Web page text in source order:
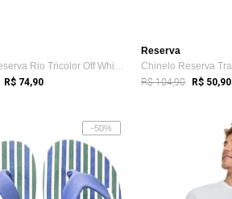
Chinelo Reserva Rio Tricolor Off White e Preto
R$ 74,90
Reserva
R$ 104,90 R$ 50,90
-50%